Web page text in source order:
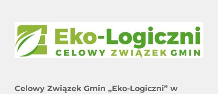
Celowy Związek Gmin „Eko-Logiczni” w